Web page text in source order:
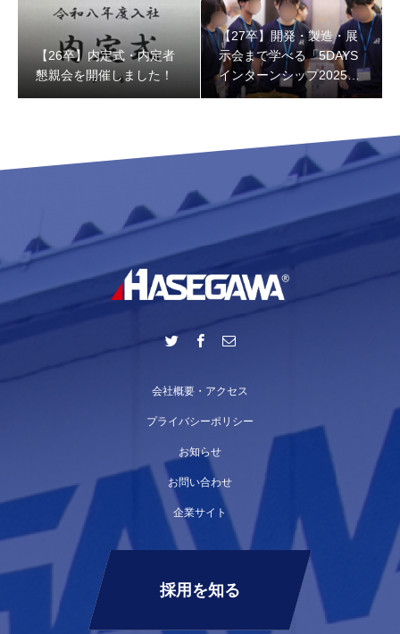
【26卒】内定式・内定者
懇親会を開催しました！
【27卒】開発・製造・展
示会まで学べる「5DAYS
インターンシップ2025」
レポート！
会社概要・アクセス
プライバシーポリシー
お知らせ
お問い合わせ
企業サイト
採用を知る